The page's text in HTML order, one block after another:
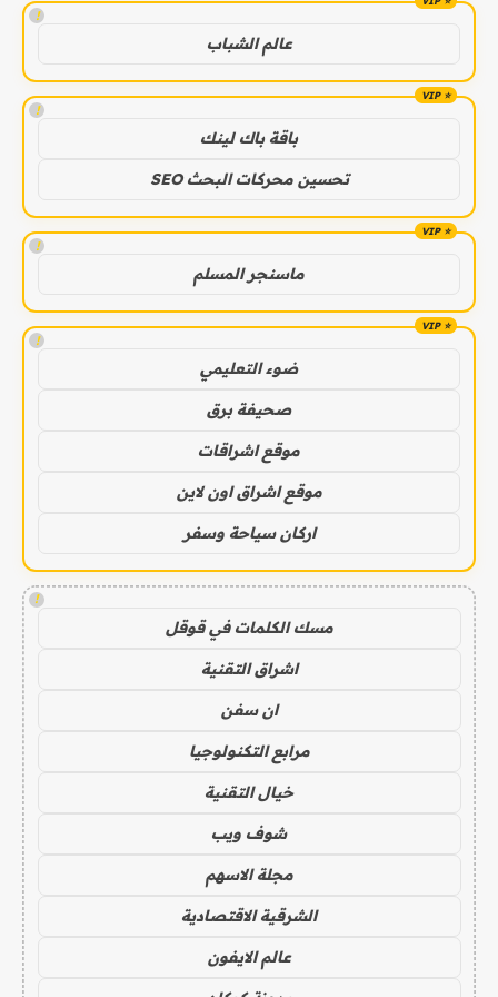
!
عالم الشباب
!
باقة باك لينك
تحسين محركات البحث SEO
!
ماسنجر المسلم
!
ضوء التعليمي
صحيفة برق
موقع اشراقات
موقع اشراق اون لاين
اركان سياحة وسفر
!
مسك الكلمات في قوقل
اشراق التقنية
ان سفن
مرابع التكنولوجيا
خيال التقنية
شوف ويب
مجلة الاسهم
الشرقية الاقتصادية
عالم الايفون